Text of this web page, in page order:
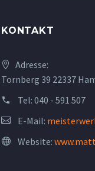
KONTAKT
Adresse:
Tornberg 39 22337
Tel: 040 - 591 507
E-Mail:
Website: